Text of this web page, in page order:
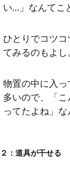
い…」なんてこ
ひとりでコツ
てみるのもよし。
物置の中に入
多いので、「
ってたよね」な
２：道具が干せる